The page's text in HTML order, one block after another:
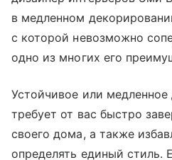
в медленном
с которой невозможно
одно из многих его
Устойчивое или
требует от вас быстро
своего дома, а также
определять единый стиль.